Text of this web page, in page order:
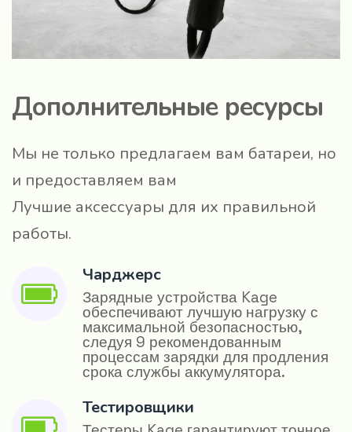
Дополнительные ресурсы
Мы не только предлагаем вам батареи, но
и предоставляем вам
Лучшие аксессуары для их правильной
работы.
Чарджерс
Зарядные устройства Kage
обеспечивают лучшую нагрузку с
максимальной безопасностью,
следуя 9 рекомендованным
процессам зарядки для продления
срока службы аккумулятора.
Тестировщики